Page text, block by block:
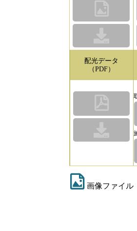
配光データ
（PDF）
画像ファイル